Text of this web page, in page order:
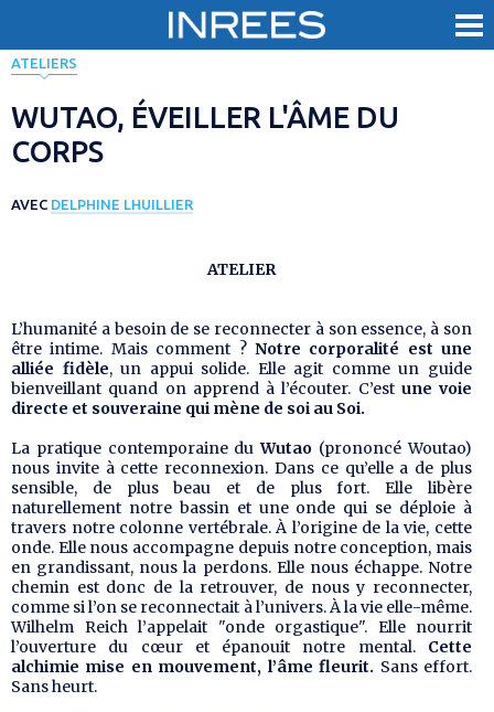
< Revenir aux évènements
ATELIERS
WUTAO, ÉVEILLER L'ÂME DU
CORPS
AVEC DELPHINE LHUILLIER
ATELIER
L’humanité a besoin de se reconnecter à son essence, à son
être intime. Mais comment ? Notre corporalité est une
alliée fidèle, un appui solide. Elle agit comme un guide
bienveillant quand on apprend à l’écouter. C’est une voie
directe et souveraine qui mène de soi au Soi.
La pratique contemporaine duWutao (prononcé Woutao)
nous invite à cette reconnexion. Dans ce qu’elle a de plus
sensible, de plus beau et de plus fort. Elle libère
naturellement notre bassin et une onde qui se déploie à
travers notre colonne vertébrale. À l’origine de la vie, cette
onde. Elle nous accompagne depuis notre conception, mais
en grandissant, nous la perdons. Elle nous échappe. Notre
chemin est donc de la retrouver, de nous y reconnecter,
comme si l’on se reconnectait à l’univers. À la vie elle-même.
Wilhelm Reich l’appelait "onde orgastique". Elle nourrit
l’ouverture du cœur et épanouit notre mental. Cette
alchimie mise en mouvement, l’âme fleurit. Sans effort.
Sans heurt.